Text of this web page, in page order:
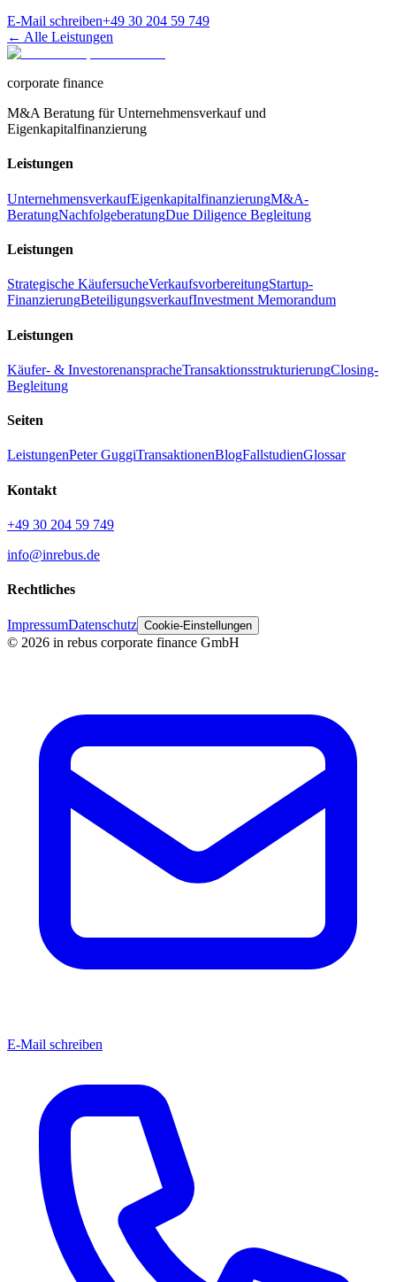
E-Mail schreiben+49 30 204 59 749
← Alle Leistungen
corporate finance
M&A Beratung für Unternehmensverkauf und
Eigenkapitalfinanzierung
Leistungen
UnternehmensverkaufEigenkapitalfinanzierungM&A-
BeratungNachfolgeberatungDue Diligence Begleitung
Leistungen
Strategische KäufersucheVerkaufsvorbereitungStartup-
FinanzierungBeteiligungsverkaufInvestment Memorandum
Leistungen
Käufer- & InvestorenanspracheTransaktionsstrukturierungClosing-
Begleitung
Seiten
LeistungenPeter GuggiTransaktionenBlogFallstudienGlossar
Kontakt
+49 30 204 59 749
info@inrebus.de
Rechtliches
ImpressumDatenschutz Cookie-Einstellungen
© 2026 in rebus corporate finance GmbH
E-Mail schreiben